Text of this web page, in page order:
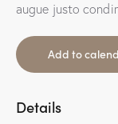
augue justo
Add to
Details